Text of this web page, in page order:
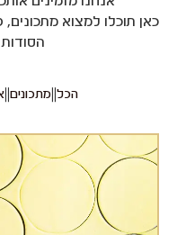
כאן תוכלו למצוא
הכל מתכונים